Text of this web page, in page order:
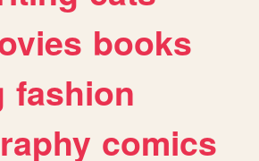
books
fashion
comics